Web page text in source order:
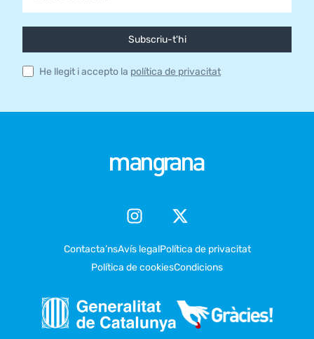
Subscriu-t'hi
He llegit i accepto la política de privacitat
Contacta’nsAvís legalPolítica de privacitat
Política de cookiesCondicions